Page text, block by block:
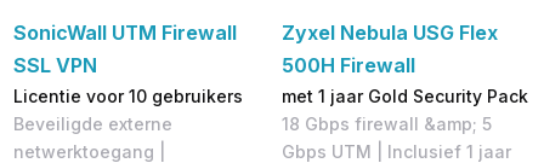
SonicWall UTM Firewall
SSL VPN
Licentie voor 10 gebruikers
Beveiligde externe
netwerktoegang |
Zyxel Nebula USG Flex
500H Firewall
met 1 jaar Gold Security Pack
18 Gbps firewall &amp; 5
Gbps UTM | Inclusief 1 jaar